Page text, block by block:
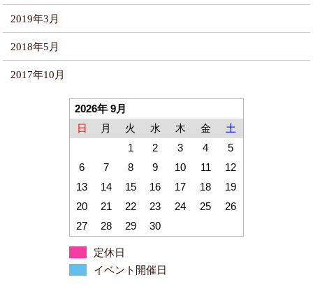
2019年3月
2018年5月
2017年10月
2026年 9月
日
月 火 水 木 金
土
1
2 3 4
5
6
7 8 9 10 11
12
13
14 15 16 17 18
19
20
21 22 23 24 25
26
27
28 29 30
定休日
イベント開催日